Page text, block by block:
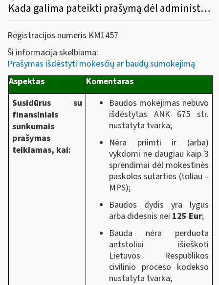
Kada galima pateikti prašymą dėl administracinių baudų sumokėjimo išdėstymo? Kokia prašymo pateikimo tvarka ir koks sprendimo priėmimo terminas?
Registracijos numeris KM1457
Ši informacija skelbiama:
Prašymas išdėstyti mokesčių ar baudų sumokėjimą
Aspektas
Komentaras
Susidūrus su
finansiniais
sunkumais
prašymas
teikiamas, kai:
Baudos mokėjimas nebuvo
išdėstytas ANK 675 str.
nustatyta tvarka;
Nėra priimti ir (arba)
vykdomi ne daugiau kaip 3
sprendimai dėl mokestinės
paskolos sutarties (toliau –
MPS);
Baudos dydis yra lygus
arba didesnis nei 125 Eur;
Bauda nėra perduota
antstoliui išieškoti
Lietuvos Respublikos
civilinio proceso kodekso
nustatyta tvarka;